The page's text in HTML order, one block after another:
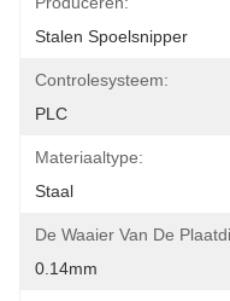
Stalen Spoelsnipper
Controlesysteem:
PLC
Materiaaltype:
Staal
De Waaier Van De
0.14mm